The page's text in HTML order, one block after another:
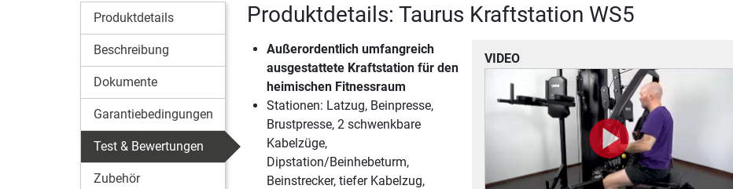
Produktdetails
Beschreibung
Dokumente
Garantiebedingungen
Test & Bewertungen
Zubehör
Produktdetails: Taurus Kraftstation WS5
VIDEO
Außerordentlich umfangreich
ausgestattete Kraftstation für den
heimischen Fitnessraum
Stationen: Latzug, Beinpresse,
Brustpresse, 2 schwenkbare
Kabelzüge,
Dipstation/Beinhebeturm,
Beinstrecker, tiefer Kabelzug,